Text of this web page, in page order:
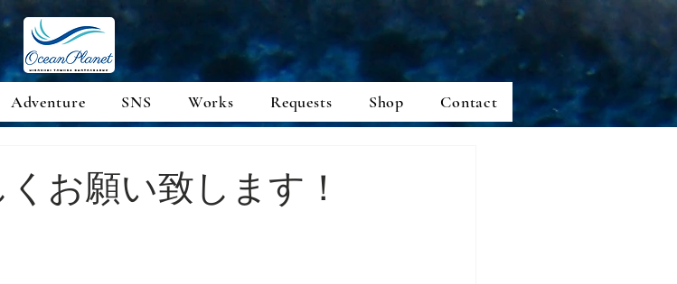
Adventure SNS Works Requests Shop Contact
お願い致します！